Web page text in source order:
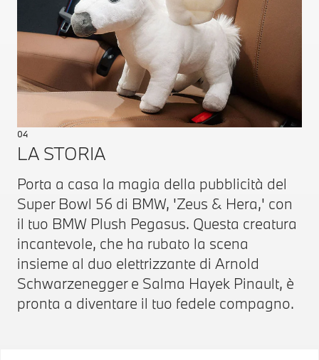
04
LA STORIA
Porta a casa la magia della pubblicità del
Super Bowl 56 di BMW, 'Zeus & Hera,' con
il tuo BMW Plush Pegasus. Questa creatura
incantevole, che ha rubato la scena
insieme al duo elettrizzante di Arnold
Schwarzenegger e Salma Hayek Pinault, è
pronta a diventare il tuo fedele compagno.